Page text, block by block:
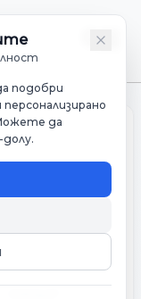
на
подобри
да